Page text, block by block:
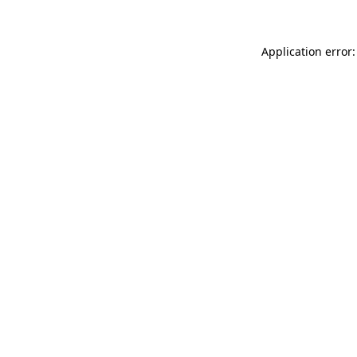
Application